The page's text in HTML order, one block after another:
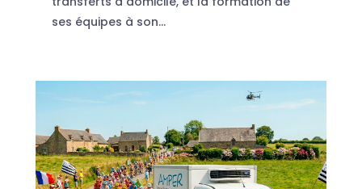
ses équipes à son...